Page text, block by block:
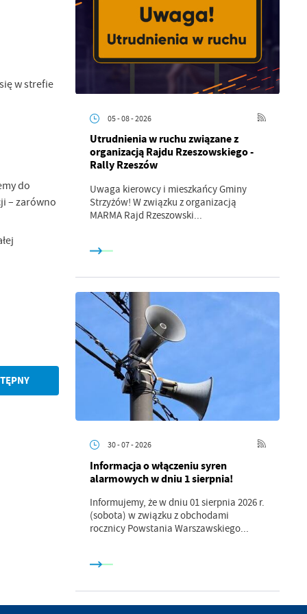
w strefie
do
– zarówno
05 - 08 - 2026
Utrudnienia w ruchu związane z
organizacją Rajdu Rzeszowskiego -
Rally Rzeszów
Uwaga kierowcy i mieszkańcy Gminy
Strzyżów! W związku z organizacją
MARMA Rajd Rzeszowski...
30 - 07 - 2026
Informacja o włączeniu syren
alarmowych w dniu 1 sierpnia!
Informujemy, że w dniu 01 sierpnia 2026 r.
(sobota) w związku z obchodami
rocznicy Powstania Warszawskiego...